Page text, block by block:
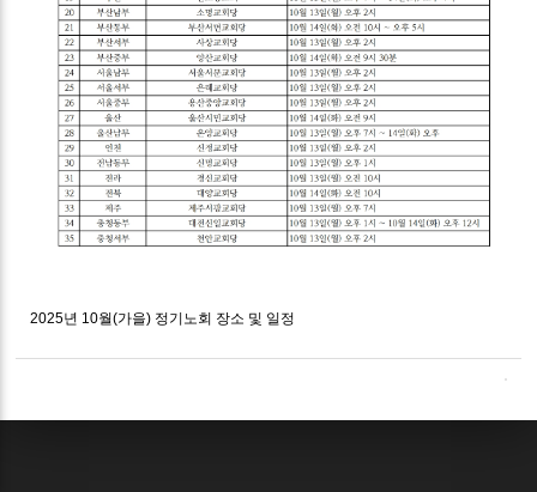
2025년 10월(가을) 정기노회 장소 및 일정